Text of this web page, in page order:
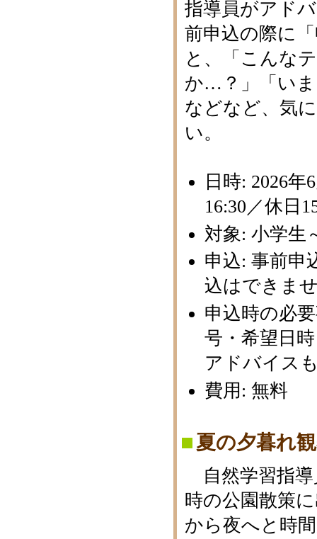
指導員がアド
前申込の際に
と、「こんな
か…？」「い
などなど、気
い。
日時: 2026
16:30／休日
対象: 小学生
申込: 事前申
込はできま
申込時の必
号・希望日
アドバイス
費用: 無料
夏の夕暮れ
自然学習指導
時の公園散策
から夜へと時